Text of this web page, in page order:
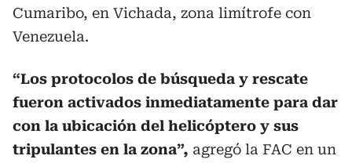
Cumaribo, en Vichada, zona limítrofe con
Venezuela.
“Los protocolos de búsqueda y rescate
fueron activados inmediatamente para dar
con la ubicación del helicóptero y sus
tripulantes en la zona”, agregó la FAC en un